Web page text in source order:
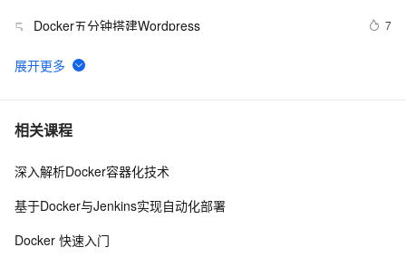
5 Docker五分钟搭建Wordpress 7
6 Docker启动后怎样运行jar包文件
7 Ubuntu Docker 安装和配置 GitLab CI 持续集成
8 『Docker』在Docker快速部署.NET Core项目
相关课程
深入解析Docker容器化技术
基于Docker与Jenkins实现自动化部署
Docker 快速入门